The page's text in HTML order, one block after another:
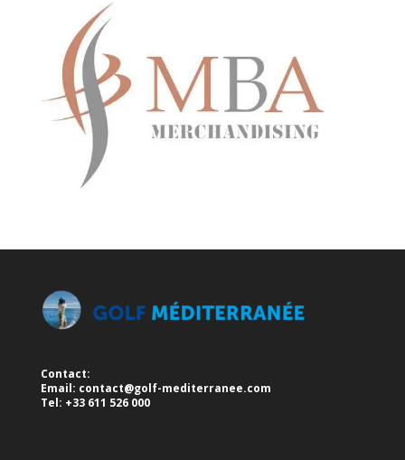
Contact:
Email: contact@golf-mediterranee.com
Tel: +33 611 526 000